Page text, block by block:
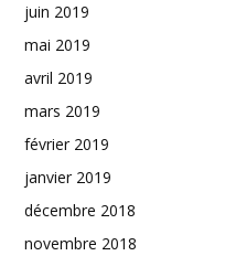
juin 2019
mai 2019
avril 2019
mars 2019
février 2019
janvier 2019
décembre 2018
novembre 2018